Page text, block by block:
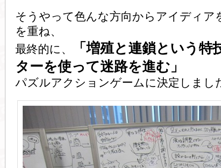
そうやって色んな方向からアイディア
を重ね、
最終的に、
「増殖と連鎖という
ターを使って迷路を進む」
パズルアクションゲームに決定しまし